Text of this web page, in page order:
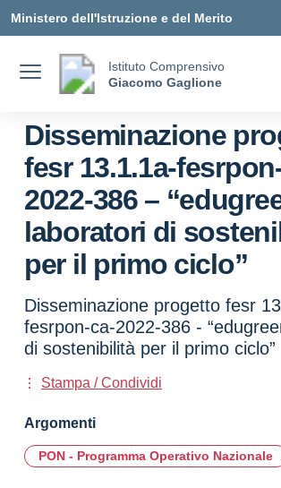
Ministero dell'Istruzione e del Merito
Istituto Comprensivo
Giacomo Gaglione
Disseminazione
fesr 13.1.1a-
2022-386 –
laboratori di
per il primo ciclo”
Disseminazione progetto fesr
fesrpon-ca-2022-386 -
di sostenibilità per il primo ciclo”
Stampa / Condividi
Argomenti
PON - Programma Operativo Nazionale